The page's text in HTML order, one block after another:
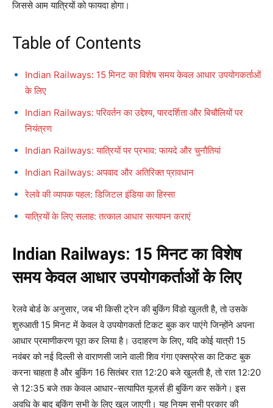
जिससे आम यात्रियों को फायदा होगा।
Table of Contents
Indian Railways: 15 मिनट का विशेष समय केवल आधार उपयोगकर्ताओं
के लिए
Indian Railways: परिवर्तन का उद्देश्य, पारदर्शिता और बिचौलियों पर
नियंत्रण
Indian Railways: यात्रियों पर प्रभाव: फायदे और चुनौतियां
Indian Railways: अपवाद और अतिरिक्त प्रावधान
रेलवे की व्यापक पहल: डिजिटल इंडिया का हिस्सा
यात्रियों के लिए सलाह: तत्काल आधार सत्यापन कराएं
Indian Railways: 15 मिनट का विशेष
समय केवल आधार उपयोगकर्ताओं के लिए
रेलवे बोर्ड के अनुसार, जब भी किसी ट्रेन की बुकिंग विंडो खुलती है, तो उसके
शुरुआती 15 मिनट में केवल वे उपयोगकर्ता टिकट बुक कर पाएंगे जिन्होंने अपना
आधार प्रमाणीकरण पूरा कर लिया है। उदाहरण के लिए, यदि कोई यात्री 15
नवंबर को नई दिल्ली से वाराणसी जाने वाली शिव गंगा एक्सप्रेस का टिकट बुक
करना चाहता है और बुकिंग 16 सितंबर रात 12:20 बजे खुलती है, तो रात 12:20
से 12:35 बजे तक केवल आधार-सत्यापित यूजर्स ही बुकिंग कर सकेंगे। इस
अवधि के बाद बुकिंग सभी के लिए खुल जाएगी। यह नियम सभी प्रकार की